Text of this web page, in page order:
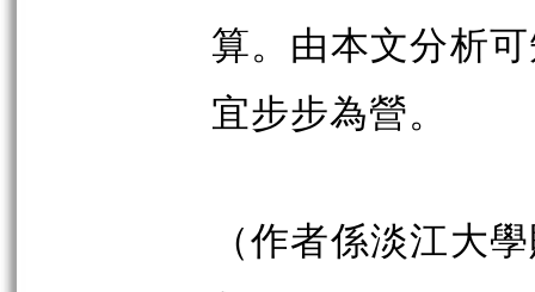
算。由本文分析
宜步步為營。
（作者係淡江大